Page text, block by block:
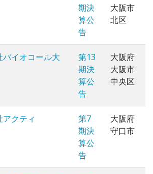
期決
算公
告
大阪市
北区
バイオコール大
第13
期決
算公
告
大阪府
大阪市
中央区
クティ
第7
期決
算公
告
大阪府
守口市